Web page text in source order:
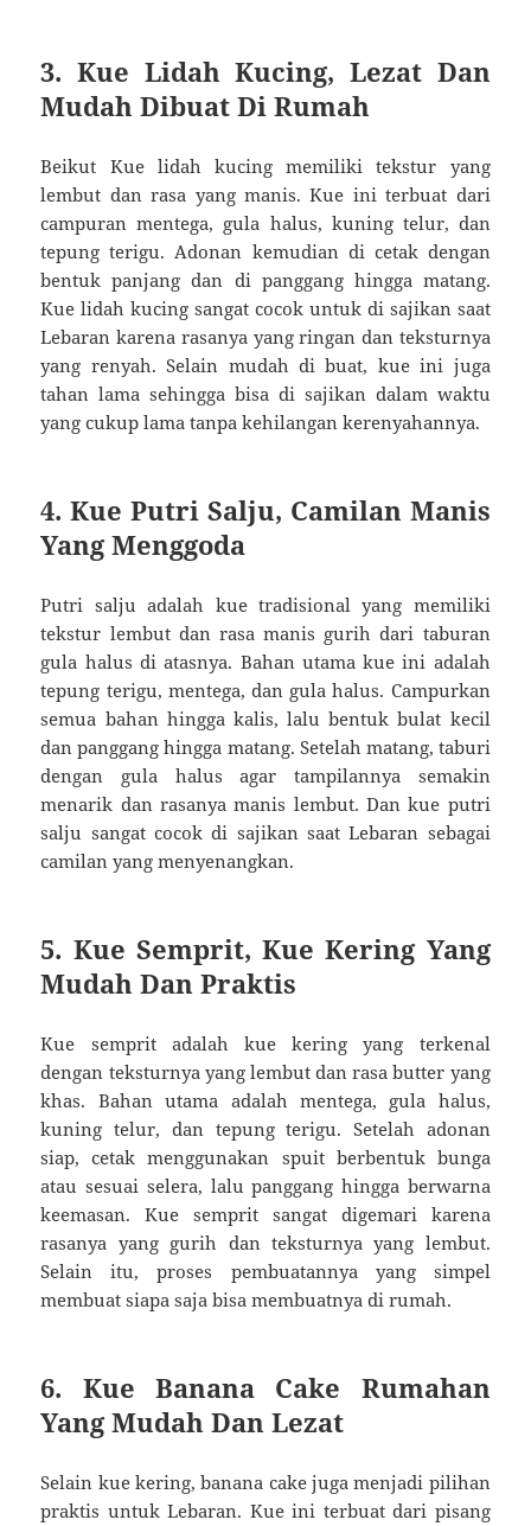
3. Kue Lidah Kucing, Lezat Dan
Mudah Dibuat Di Rumah
Beikut Kue lidah kucing memiliki tekstur yang
lembut dan rasa yang manis. Kue ini terbuat dari
campuran mentega, gula halus, kuning telur, dan
tepung terigu. Adonan kemudian di cetak dengan
bentuk panjang dan di panggang hingga matang.
Kue lidah kucing sangat cocok untuk di sajikan saat
Lebaran karena rasanya yang ringan dan teksturnya
yang renyah. Selain mudah di buat, kue ini juga
tahan lama sehingga bisa di sajikan dalam waktu
yang cukup lama tanpa kehilangan kerenyahannya.
4. Kue Putri Salju, Camilan Manis
Yang Menggoda
Putri salju adalah kue tradisional yang memiliki
tekstur lembut dan rasa manis gurih dari taburan
gula halus di atasnya. Bahan utama kue ini adalah
tepung terigu, mentega, dan gula halus. Campurkan
semua bahan hingga kalis, lalu bentuk bulat kecil
dan panggang hingga matang. Setelah matang, taburi
dengan gula halus agar tampilannya semakin
menarik dan rasanya manis lembut. Dan kue putri
salju sangat cocok di sajikan saat Lebaran sebagai
camilan yang menyenangkan.
5. Kue Semprit, Kue Kering Yang
Mudah Dan Praktis
Kue semprit adalah kue kering yang terkenal
dengan teksturnya yang lembut dan rasa butter yang
khas. Bahan utama adalah mentega, gula halus,
kuning telur, dan tepung terigu. Setelah adonan
siap, cetak menggunakan spuit berbentuk bunga
atau sesuai selera, lalu panggang hingga berwarna
keemasan. Kue semprit sangat digemari karena
rasanya yang gurih dan teksturnya yang lembut.
Selain itu, proses pembuatannya yang simpel
membuat siapa saja bisa membuatnya di rumah.
6. Kue Banana Cake Rumahan
Yang Mudah Dan Lezat
Selain kue kering, banana cake juga menjadi pilihan
praktis untuk Lebaran. Kue ini terbuat dari pisang